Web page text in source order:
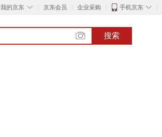
◇
我的京东 京东会员 企业采购 ◇
手机京东
搜索